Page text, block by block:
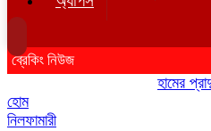
ব্রেকিং নিউজ
হামের
হোম
নিলফামারী